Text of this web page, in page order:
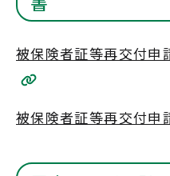
被保険者証等再交付申
被保険者証等再交付